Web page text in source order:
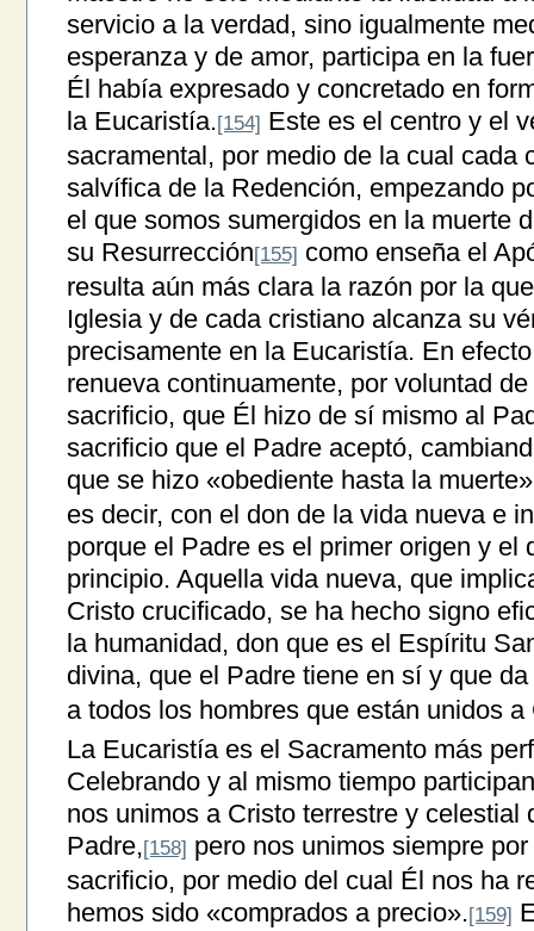
servicio a la verdad, sino igualmente
esperanza y de amor, participa en la
Él había expresado y concretado en
la Eucaristía.[154] Este es el centro y el
sacramental, por medio de la cual cada
salvífica de la Redención, empezando
el que somos sumergidos en la muerte
su Resurrección[155] como enseña el
resulta aún más clara la razón por la
Iglesia y de cada cristiano alcanza su
precisamente en la Eucaristía. En
renueva continuamente, por voluntad
sacrificio, que Él hizo de sí mismo al
sacrificio que el Padre aceptó,
que se hizo «obediente hasta la muerte»
es decir, con el don de la vida nueva e
porque el Padre es el primer origen y el
principio. Aquella vida nueva, que
Cristo crucificado, se ha hecho signo
la humanidad, don que es el Espíritu
divina, que el Padre tiene en sí y que
a todos los hombres que están unidos a
La Eucaristía es el Sacramento más
Celebrando y al mismo tiempo
nos unimos a Cristo terrestre y celestial
Padre,[158] pero nos unimos siempre
sacrificio, por medio del cual Él nos ha
hemos sido «comprados a precio».[159]